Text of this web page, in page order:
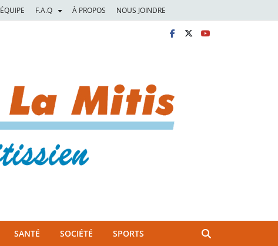
ÉQUIPE F.A.Q À PROPOS NOUS JOINDRE
SANTÉ SOCIÉTÉ SPORTS